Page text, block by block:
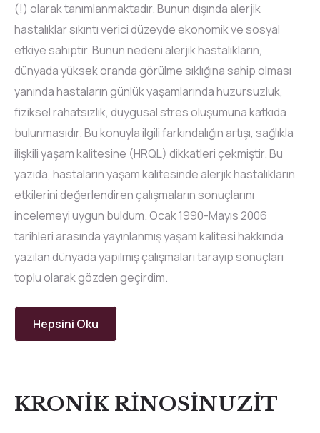
(!) olarak tanımlanmaktadır. Bunun dışında alerjik
hastalıklar sıkıntı verici düzeyde ekonomik ve sosyal
etkiye sahiptir. Bunun nedeni alerjik hastalıkların,
dünyada yüksek oranda görülme sıklığına sahip olması
yanında hastaların günlük yaşamlarında huzursuzluk,
fiziksel rahatsızlık, duygusal stres oluşumuna katkıda
bulunmasıdır. Bu konuyla ilgili farkındalığın artışı, sağlıkla
ilişkili yaşam kalitesine (HRQL) dikkatleri çekmiştir. Bu
yazıda, hastaların yaşam kalitesinde alerjik hastalıkların
etkilerini değerlendiren çalışmaların sonuçlarını
incelemeyi uygun buldum. Ocak 1990-Mayıs 2006
tarihleri arasında yayınlanmış yaşam kalitesi hakkında
yazılan dünyada yapılmış çalışmaları tarayıp sonuçları
toplu olarak gözden geçirdim.
Hepsini Oku
KRONİK RİNOSİNUZİT